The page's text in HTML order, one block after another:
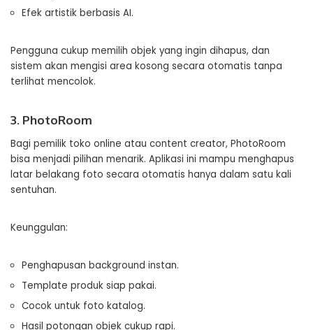
Efek artistik berbasis AI.
Pengguna cukup memilih objek yang ingin dihapus, dan
sistem akan mengisi area kosong secara otomatis tanpa
terlihat mencolok.
3. PhotoRoom
Bagi pemilik toko online atau content creator, PhotoRoom
bisa menjadi pilihan menarik. Aplikasi ini mampu menghapus
latar belakang foto secara otomatis hanya dalam satu kali
sentuhan.
Keunggulan:
Penghapusan background instan.
Template produk siap pakai.
Cocok untuk foto katalog.
Hasil potongan objek cukup rapi.